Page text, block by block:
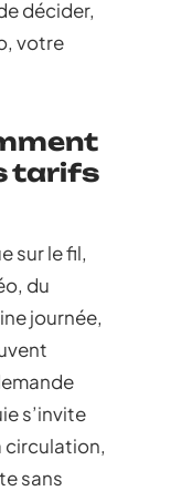
décider,
votre
tarifs
sur le fil,
du
journée,
s’invite
circulation,
sans